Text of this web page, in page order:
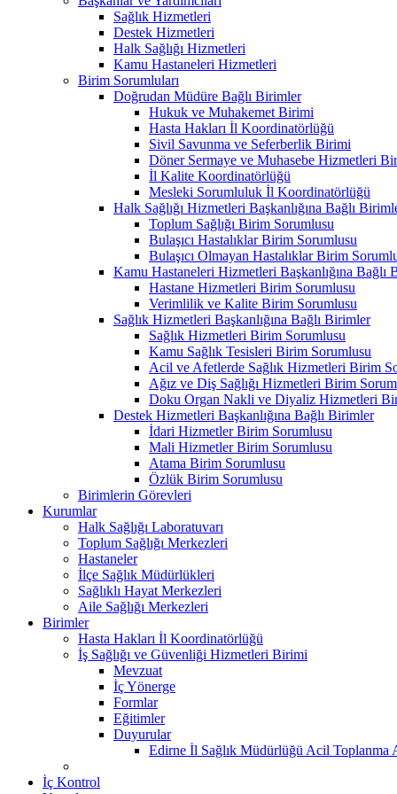
Sağlık Hizmetleri
Destek Hizmetleri
Halk Sağlığı Hizmetleri
Kamu Hastaneleri Hizmetleri
Birim Sorumluları
Doğrudan Müdüre Bağlı Birimler
Hukuk ve Muhakemet Birimi
Hasta Hakları İl Koordinatörlüğü
Sivil Savunma ve Seferberlik Birimi
Döner Sermaye ve Muhasebe Hizmetleri
İl Kalite Koordinatörlüğü
Mesleki Sorumluluk İl Koordinatörlüğü
Halk Sağlığı Hizmetleri Başkanlığına Bağlı
Toplum Sağlığı Birim Sorumlusu
Bulaşıcı Hastalıklar Birim Sorumlusu
Bulaşıcı Olmayan Hastalıklar Birim
Kamu Hastaneleri Hizmetleri Başkanlığına Bağlı
Hastane Hizmetleri Birim Sorumlusu
Verimlilik ve Kalite Birim Sorumlusu
Sağlık Hizmetleri Başkanlığına Bağlı Birimler
Sağlık Hizmetleri Birim Sorumlusu
Kamu Sağlık Tesisleri Birim Sorumlusu
Acil ve Afetlerde Sağlık Hizmetleri Birim
Ağız ve Diş Sağlığı Hizmetleri Birim
Doku Organ Nakli ve Diyaliz Hizmetleri
Destek Hizmetleri Başkanlığına Bağlı Birimler
İdari Hizmetler Birim Sorumlusu
Mali Hizmetler Birim Sorumlusu
Atama Birim Sorumlusu
Özlük Birim Sorumlusu
Birimlerin Görevleri
Kurumlar
Halk Sağlığı Laboratuvarı
Toplum Sağlığı Merkezleri
Hastaneler
İlçe Sağlık Müdürlükleri
Sağlıklı Hayat Merkezleri
Aile Sağlığı Merkezleri
Birimler
Hasta Hakları İl Koordinatörlüğü
İş Sağlığı ve Güvenliği Hizmetleri Birimi
Mevzuat
İç Yönerge
Formlar
Eğitimler
Duyurular
Edirne İl Sağlık Müdürlüğü Acil Toplanma
İç Kontrol